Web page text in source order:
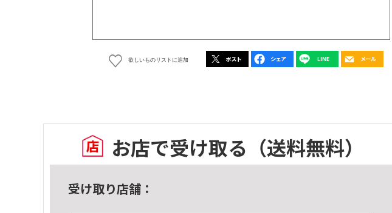
欲しいものリストに追加
お店で受け取る （送料無料）
受け取り店舗：